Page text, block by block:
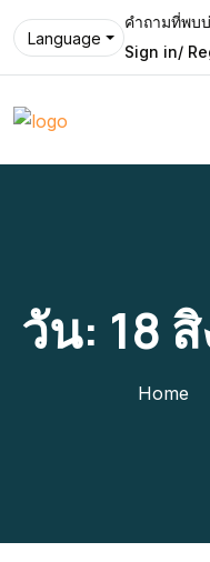
Language
คำถามที่พบ
Sign in/
วัน: 18
Home